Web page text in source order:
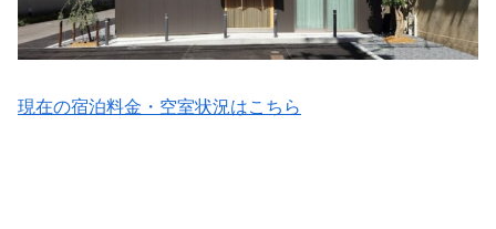
現在の宿泊料金・空室状況はこちら